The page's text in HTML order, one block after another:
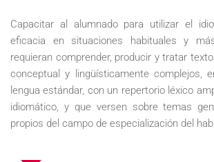
Capacitar al alumnado para utilizar el
eficacia en situaciones habituales y
requieran comprender, producir y tratar
conceptual y lingüísticamente complejos,
lengua estándar, con un repertorio léxico
idiomático, y que versen sobre temas
propios del campo de especialización del